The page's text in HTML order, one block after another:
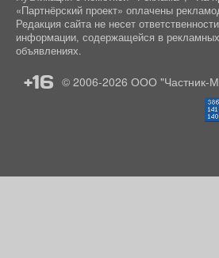
«Партнёрский проект» оплачены
Редакция сайта не несет
информации, содержащейся в
объявлениях.
+16 © 2006-2026 ООО "Частник-